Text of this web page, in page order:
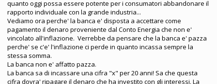
quanto oggi possa essere potente per i consumatori abbandonare il
rapporto individuale con la grande industria...
Vediamo ora perche' la banca e' disposta a accettare come
pagamento il denaro proveniente dal Conto Energia che non e'
vincolato all'inflazione. Verrebbe da pensare che la banca e' pazza
perche' se c'e' l'inflazione ci perde in quanto incassa sempre la
stessa somma.
La banca non e' affatto pazza.
La banca sa di incassare una cifra "x" per 20 anni! Sa che questa
cifra dovra' ripagare il denaro che ha investito con gli interessi. La